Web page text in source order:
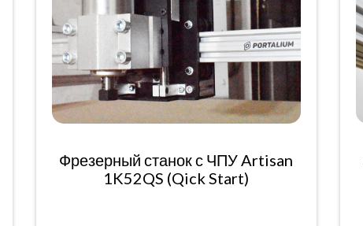
Фрезерный станок с ЧПУ Artisan
1K52QS (Qick Start)